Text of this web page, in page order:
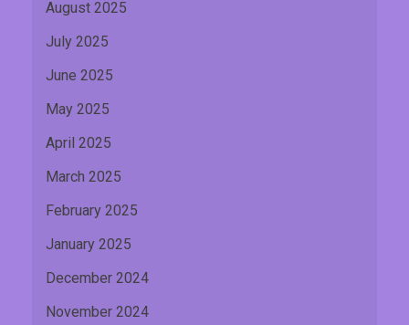
August 2025
July 2025
June 2025
May 2025
April 2025
March 2025
February 2025
January 2025
December 2024
November 2024